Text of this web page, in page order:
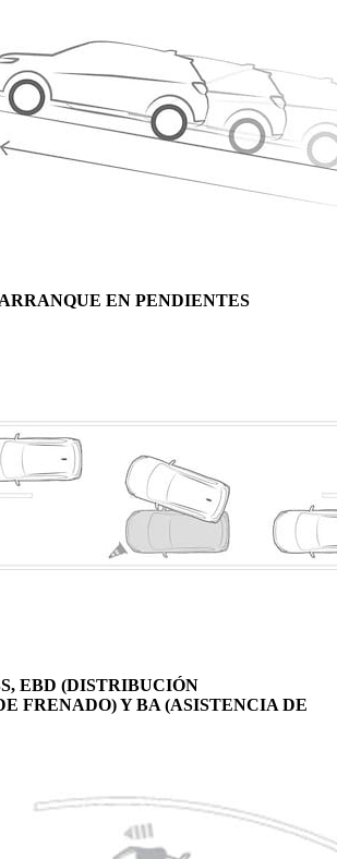
EN PENDIENTES
EBD (DISTRIBUCIÓN
FRENADO) Y BA (ASISTENCIA DE